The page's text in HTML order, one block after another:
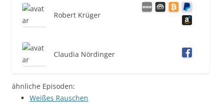
Robert Krüger
Claudia Nördinger
ähnliche Episoden:
Weißes Rauschen